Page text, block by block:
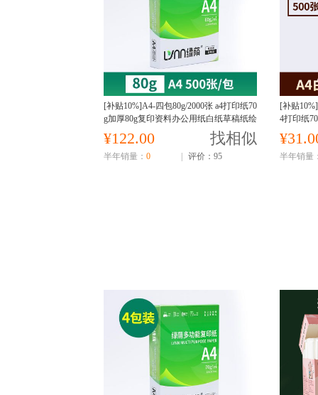
[补贴10%]A4-四包80g/2000张 a4打印纸70
g加厚80g复印资料办公用纸白纸草稿纸绘
画纸
¥122.00 找相似
半年销量： 0 评价：95
[补贴
4打印纸
纸草稿纸
半年销量